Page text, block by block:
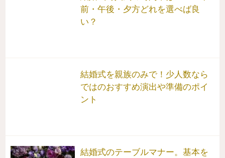
前・午後・夕方どれを選べば良
い？
結婚式を親族のみで！少人数なら
ではのおすすめ演出や準備のポイ
ント
結婚式のテーブルマナー。基本を